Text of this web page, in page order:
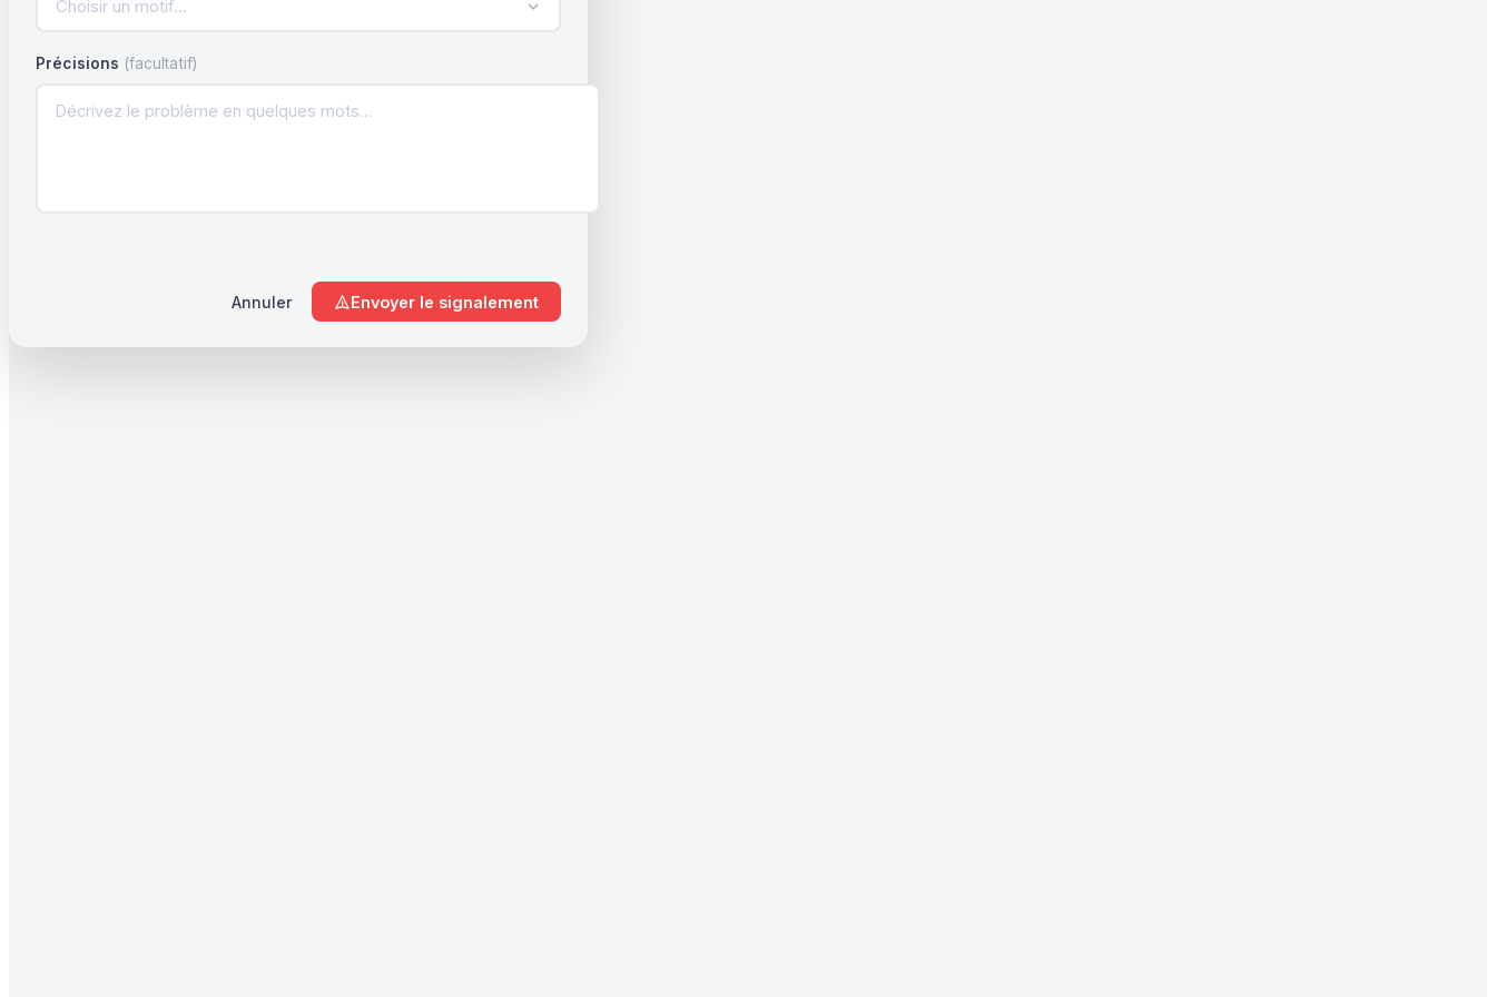
Choisir un motif…
Précisions (facultatif)
Annuler Envoyer le signalement